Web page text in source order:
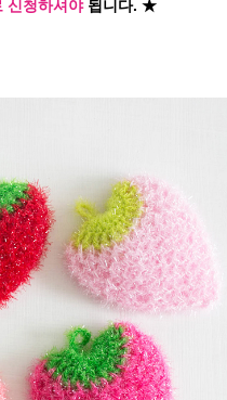
신청하셔야 됩니다. ★